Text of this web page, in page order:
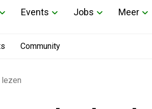
Events Jobs Meer
Community
lezen